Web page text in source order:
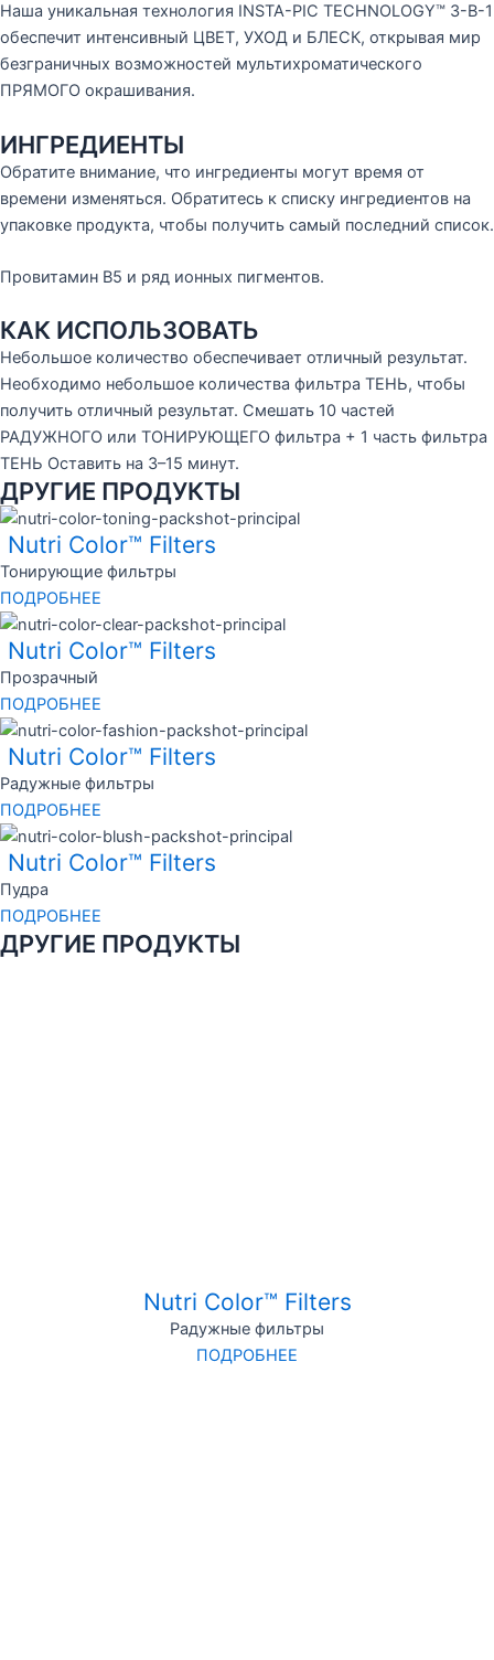
Наша уникальная технология INSTA-PIC TECHNOLOGY™ 3-В-1
обеспечит интенсивный ЦВЕТ, УХОД и БЛЕСК, открывая мир
безграничных возможностей мультихроматического
ПРЯМОГО окрашивания.
ИНГРЕДИЕНТЫ
Обратите внимание, что ингредиенты могут время от
времени изменяться. Обратитесь к списку ингредиентов на
упаковке продукта, чтобы получить самый последний список.
Провитамин В5 и ряд ионных пигментов.
КАК ИСПОЛЬЗОВАТЬ
Небольшое количество обеспечивает отличный результат.
Необходимо небольшое количества фильтра ТЕНЬ, чтобы
получить отличный результат. Смешать 10 частей
РАДУЖНОГО или ТОНИРУЮЩЕГО фильтра + 1 часть фильтра
ТЕНЬ Оставить на 3–15 минут.
ДРУГИЕ ПРОДУКТЫ
Nutri Color™ Filters
Тонирующие фильтры
ПОДРОБНЕЕ
Nutri Color™ Filters
Прозрачный
ПОДРОБНЕЕ
Nutri Color™ Filters
Радужные фильтры
ПОДРОБНЕЕ
Nutri Color™ Filters
Пудра
ПОДРОБНЕЕ
ДРУГИЕ ПРОДУКТЫ
Nutri Color™ Filters
Радужные фильтры
ПОДРОБНЕЕ